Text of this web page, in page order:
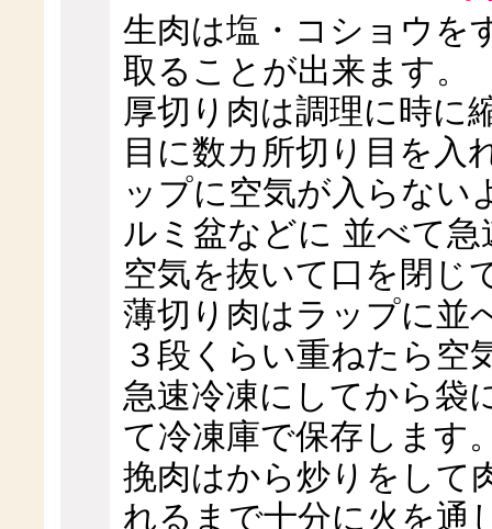
生肉は塩・コショウを
取ることが出来ます。
厚切り肉は調理に時に
目に数カ所切り目を入
ップに空気が入らない
ルミ盆などに 並べて
空気を抜いて口を閉じ
薄切り肉はラップに並
３段くらい重ねたら空
急速冷凍にしてから袋
て冷凍庫で保存します
挽肉はから炒りをして
れるまで十分に火を通